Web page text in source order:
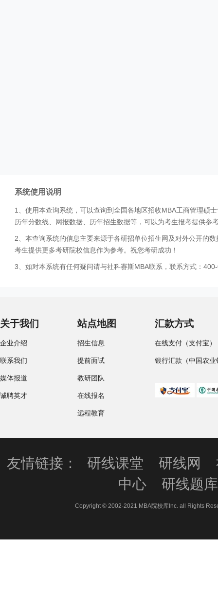
系统使用说明
1、使用本查询系统，可以查询到全国各地区招收MBA工商管理硕
历年分数线、网报数据、历年招生数据等，可以为考生报考提供参
2、本查询系统的信息主要来源于各研招单位招生网及对外公开的
考生提供更多考研院校信息作为参考。祝您考研成功！
3、如对本系统有任何疑问请与社科赛斯MBA联系，联系方式：
关于我们
企业介绍
联系我们
媒体报道
诚聘英才
站点地图
招生信息
提前面试
教研团队
在线报名
远程教育
汇款方式
在线支付（支付宝）
银行汇款（中国农业
友情链接： 研线课堂 研线网
中心
研线题库
Copyright © 2002-2021 MBA院校库Inc. all Rights